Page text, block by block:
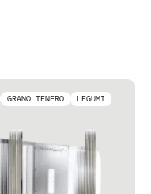
GRANO TENERO
LEGUMI